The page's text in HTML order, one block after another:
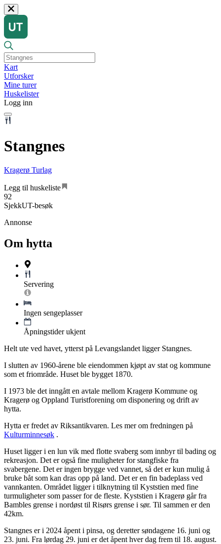
Kart
Utforsker
Mine turer
Huskelister
Logg inn
Stangnes
Kragerø Turlag
Legg til huskeliste
92
SjekkUT-besøk
Annonse
Om hytta
Servering
Ingen sengeplasser
Åpningstider ukjent
Helt ute ved havet, ytterst på Levangslandet ligger Stangnes.
I slutten av 1960-årene ble eiendommen kjøpt av stat og kommune
som et friområde. Huset ble bygget 1870.
I 1973 ble det inngått en avtale mellom Kragerø Kommune og
Kragerø og Oppland Turistforening om disponering og drift av
hytta.
Hytta er fredet av Riksantikvaren. Les mer om fredningen på
Kulturminnesøk .
Huset ligger i en lun vik med flotte svaberg som innbyr til bading og
rekreasjon. Det er også fine muligheter for stangfiske fra
svabergene. Det er ingen brygge ved vannet, så det er kun mulig å
bruke båt som kan dras opp på land. Det er en fin badeplass ved
vannkanten. Området ligger i tilknytning til Kyststien med fine
turmuligheter som passer for de fleste. Kyststien i Kragerø går fra
Bambles grense i nordøst til Risørs grense i sør. Til sammen er den
42km.
Stangnes er i 2024 åpent i pinsa, og deretter søndagene 16. juni og
23. juni. Fra lørdag 29. juni er det åpent hver dag frem til 18. august.